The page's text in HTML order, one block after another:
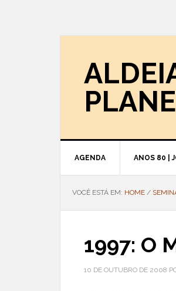
AGENDA ANOS 80 |
VOCÊ ESTÁ EM: HOME /
1997: O
10 DE OUTUBRO DE 2008